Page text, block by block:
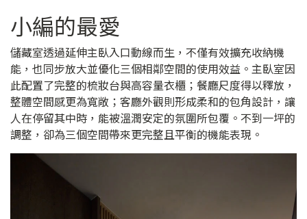
小編的最愛
儲藏室透過延伸主臥入口動線而生，不僅有效擴充收納機
能，也同步放大並優化三個相鄰空間的使用效益。主臥室因
此配置了完整的梳妝台與高容量衣櫃；餐廳尺度得以釋放，
整體空間感更為寬敞；客廳外觀則形成柔和的包角設計，讓
人在停留其中時，能被溫潤安定的氛圍所包覆。不到一坪的
調整，卻為三個空間帶來更完整且平衡的機能表現。